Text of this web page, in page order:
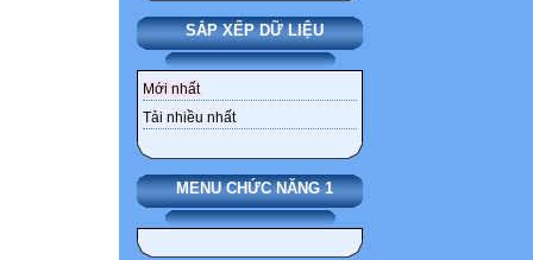
SẮP XẾP DỮ LIỆU
Mới nhất
Tải nhiều nhất
MENU CHỨC NĂNG 1